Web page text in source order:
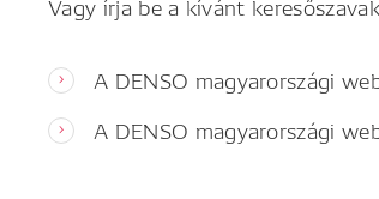
A DENSO magyarországi
A DENSO magyarországi